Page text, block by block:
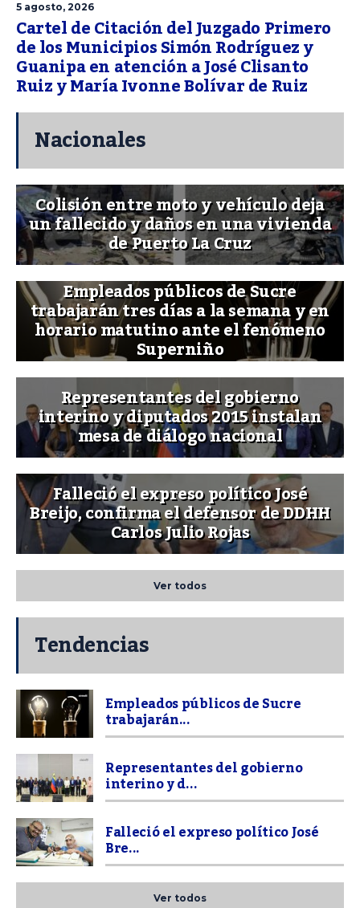
5 agosto, 2026
Cartel de Citación del Juzgado Primero
de los Municipios Simón Rodríguez y
Guanipa en atención a José Clisanto
Ruiz y María Ivonne Bolívar de Ruiz
Nacionales
Colisión entre moto y vehículo deja
un fallecido y daños en una vivienda
de Puerto La Cruz
Empleados públicos de Sucre
trabajarán tres días a la semana y en
horario matutino ante el fenómeno
Superniño
Representantes del gobierno
interino y diputados 2015 instalan
mesa de diálogo nacional
Falleció el expreso político José
Breijo, confirma el defensor de DDHH
Carlos Julio Rojas
Ver todos
Tendencias
Empleados públicos de Sucre
trabajarán...
Representantes del gobierno
interino y d...
Falleció el expreso político José
Bre...
Ver todos